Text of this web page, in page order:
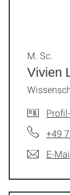
Vivien
M. Sc.
+49
E-